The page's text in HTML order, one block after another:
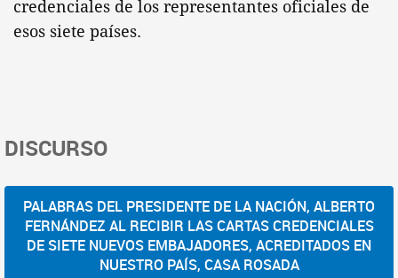
credenciales de los representantes oficiales de
esos siete países.
DISCURSO
PALABRAS DEL PRESIDENTE DE LA NACIÓN, ALBERTO
FERNÁNDEZ AL RECIBIR LAS CARTAS CREDENCIALES
DE SIETE NUEVOS EMBAJADORES, ACREDITADOS EN
NUESTRO PAÍS, CASA ROSADA